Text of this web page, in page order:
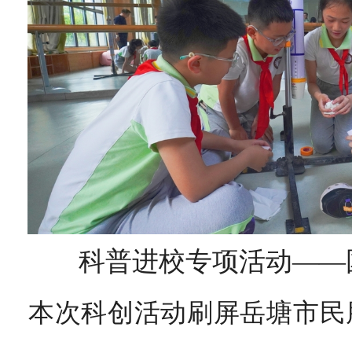
科普进校专项活动——
本次科创活动刷屏岳塘市